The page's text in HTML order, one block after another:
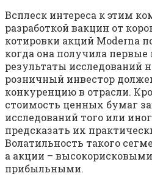
Всплеск интереса к этим
разработкой вакцин от
котировки акций Moderna
когда она получила
результаты исследований
розничный инвестор
конкуренцию в отрасли.
стоимость ценных бумаг
исследований того или
предсказать их
Волатильность такого
а акции –
прибыльными.